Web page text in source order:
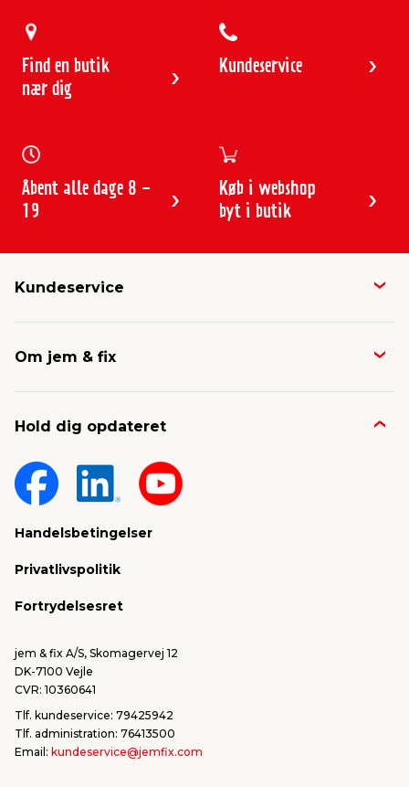
Find en butik
nær dig
Kundeservice
Åbent alle dage 8 -
19
Køb i webshop
byt i butik
Kundeservice
Avisen
Fragt & levering
Om jem & fix
Nyheder & presse
Om jem & fix
Sponsorater & projekter
Hold dig opdateret
Handelsbetingelser
Privatlivspolitik
Fortrydelsesret
jem & fix A/S, Skomagervej 12
DK-7100 Vejle
CVR: 10360641
Tlf. kundeservice: 79425942
Tlf. administration: 76413500
Email: kundeservice@jemfix.com